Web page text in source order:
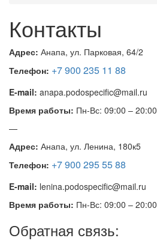
Контакты
Адрес: Анапа, ул. Парковая, 64/2
Телефон: +7 900 235 11 88
E-mail: anapa.podospecific@mail.ru
Время работы: Пн-Вс: 09:00 – 20:00
—
Адрес: Анапа, ул. Ленина, 180к5
Телефон: +7 900 295 55 88
E-mail: lenina.podospecific@mail.ru
Время работы: Пн-Вс: 09:00 – 20:00
Обратная связь: